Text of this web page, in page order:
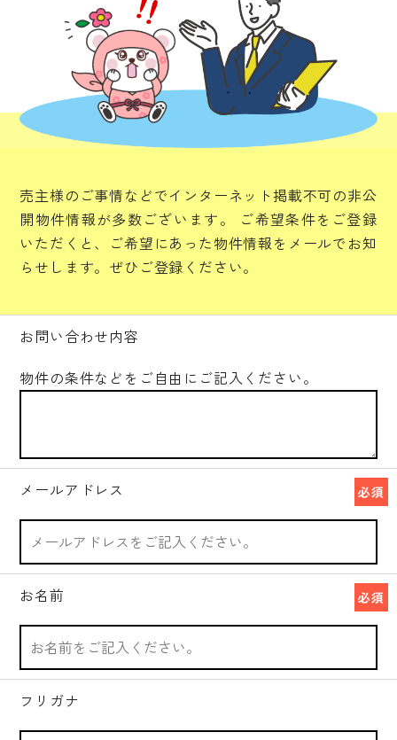
売主様のご事情などでインターネット掲載不可の非公
開物件情報が多数ございます。
ご希望条件をご登録
いただくと、ご希望にあった物件情報をメールでお知
らせします。ぜひご登録ください。
お問い合わせ内容
物件の条件などをご自由にご記入ください。
メールアドレス 必須
お名前 必須
フリガナ